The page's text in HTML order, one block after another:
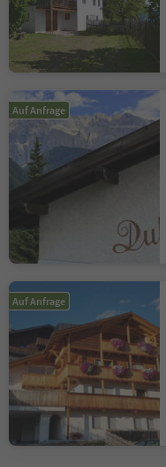
Auf Anfrage
Auf Anfrage